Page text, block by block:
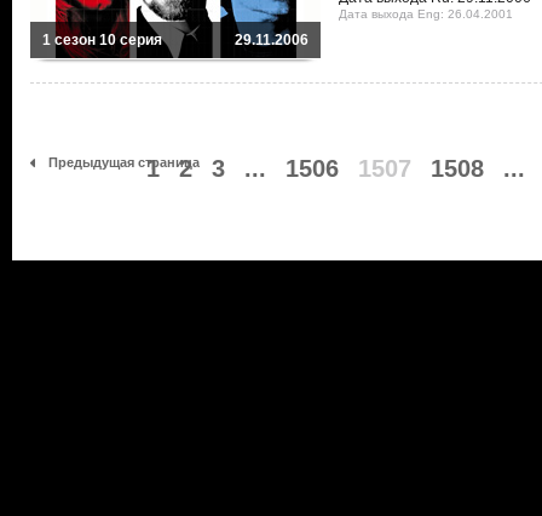
1 сезон 10 серия 29.11.2006
Дата выхода Eng: 26.04.2001
Предыдущая страница
1 2 3 ... 1506 1507 1508 ...